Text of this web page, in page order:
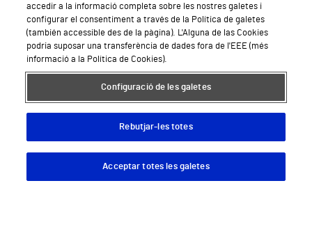
Descargar App
accedir a la informació completa sobre les nostres galetes i
configurar el consentiment a través de la Política de galetes
(también accessible des de la pàgina). L'Alguna de las Cookies
podria suposar una transferència de dades fora de l'EEE (més
informació a la Política de Cookies).
Configuració de les galetes
Rebutjar-les totes
Acceptar totes les galetes